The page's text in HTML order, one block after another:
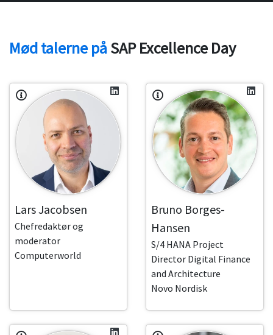
Mød talerne på SAP Excellence Day
Lars Jacobsen
Chefredaktør og
moderator
Computerworld
Bruno Borges-
Hansen
S/4 HANA Project
Director Digital Finance
and Architecture
Novo Nordisk